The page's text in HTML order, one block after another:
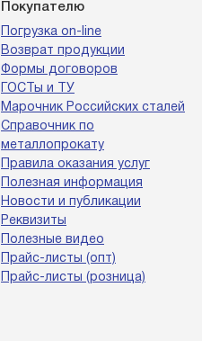
Покупателю
Погрузка on-line
Возврат продукции
Формы договоров
ГОСТы и ТУ
Марочник Российских сталей
Справочник по
металлопрокату
Правила оказания услуг
Полезная информация
Новости и публикации
Реквизиты
Полезные видео
Прайс-листы (опт)
Прайс-листы (розница)